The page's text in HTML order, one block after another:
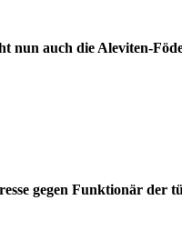
nun auch die Aleviten-
gegen Funktionär der